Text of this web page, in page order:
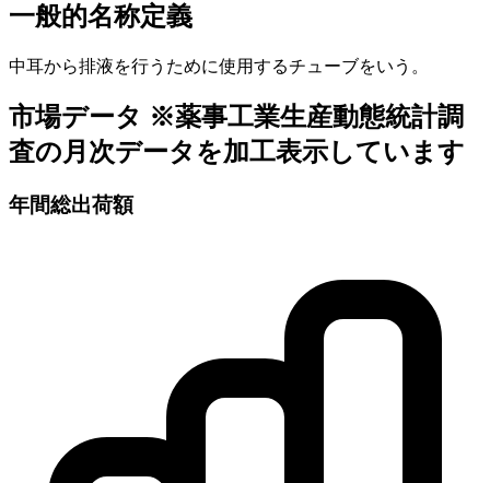
一般的名称定義
中耳から排液を行うために使用するチューブをいう。
市場データ ※薬事工業生産動態統計調
査の月次データを加工表示しています
年間総出荷額